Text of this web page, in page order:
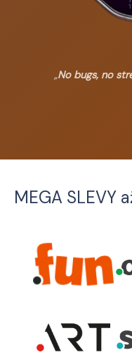
„No bugs, no
MEGA SLEVY